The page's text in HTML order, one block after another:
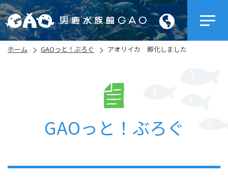
ホーム GAOっと！ぶろぐ アオリイカ 孵化しました
GAOっと！ぶろぐ